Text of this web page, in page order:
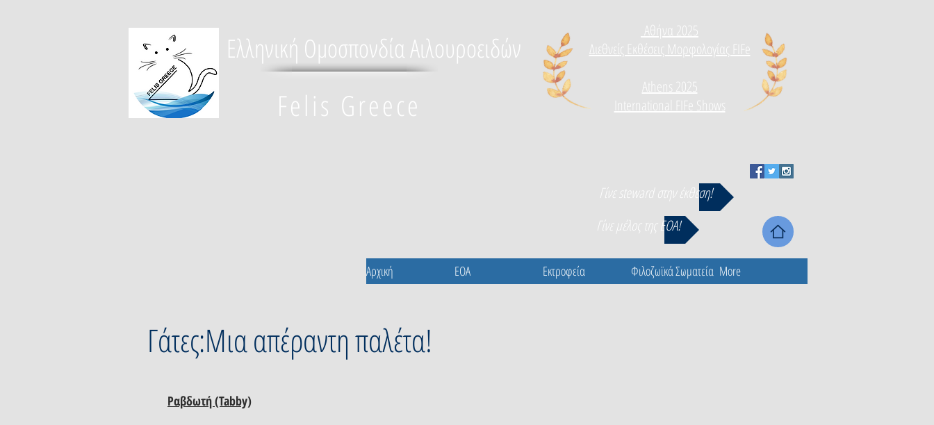
Ελληνική Ομοσπονδία Αιλουροειδών
Felis Greece
Αθήνα 2025
Διεθνείς Εκθέσεις Μορφολογίας FIFe
Athens 2025
International FIFe Shows
Γίνε steward στην έκθεση!
Γίνε μέλος της ΕΟΑ!
Αρχική EOA Εκτροφεία Φιλοζωϊκά Σωματεία More
Γάτες:Μια απέραντη παλέτα!
Ραβδωτή (Tabby)